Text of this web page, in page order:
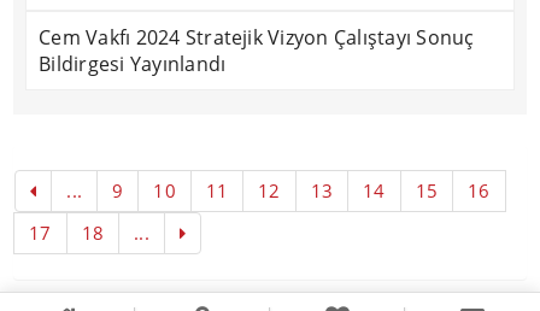
Cem Vakfı 2024 Stratejik Vizyon Çalıştayı Sonuç
Bildirgesi Yayınlandı
... 9 10 11 12 13 14 15
16
17
18 ...